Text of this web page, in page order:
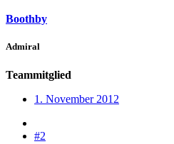
Boothby
Admiral
Teammitglied
1. November 2012
#2